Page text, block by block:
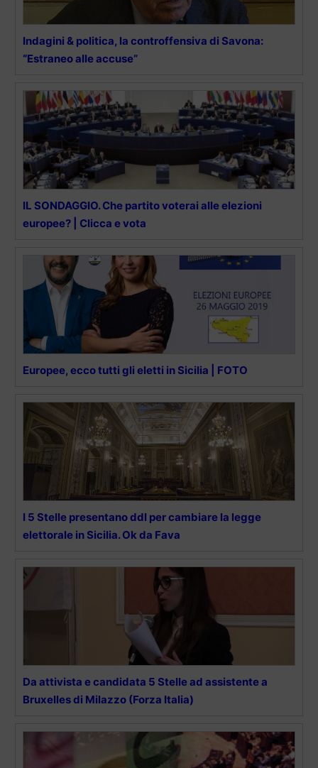
Indagini & politica, la controffensiva di Savona:
“Estraneo alle accuse”
IL SONDAGGIO. Che partito voterai alle elezioni
europee? | Clicca e vota
Europee, ecco tutti gli eletti in Sicilia | FOTO
I 5 Stelle presentano ddl per cambiare la legge
elettorale in Sicilia. Ok da Fava
Da attivista e candidata 5 Stelle ad assistente a
Bruxelles di Milazzo (Forza Italia)